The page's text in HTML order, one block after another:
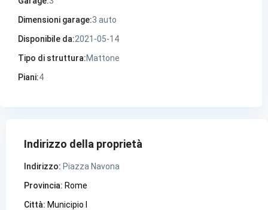
Dimensioni garage:3 auto
Disponibile da:2021-05-14
Tipo di struttura:Mattone
Piani:4
Indirizzo della proprietà
Indirizzo: Piazza Navona
Provincia: Rome
Città: Municipio I